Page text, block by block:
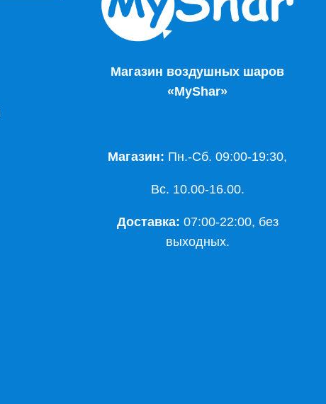
Магазин воздушных шаров
«MyShar»
Магазин: Пн.-Сб. 09:00-19:30,
Вс. 10.00-16.00.
Доставка: 07:00-22:00, без
выходных.